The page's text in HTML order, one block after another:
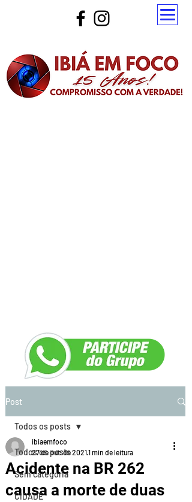
Post
Todos os posts
Sem categoria
CIDADE
Todos os posts
Acidente na BR 262
causa a morte de duas
ibiaemfoco
27 de out. de 20211 min de leitura